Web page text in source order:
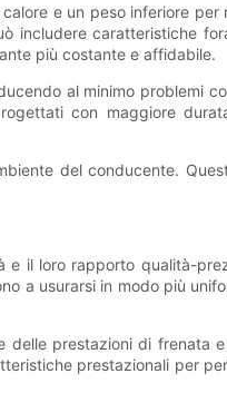
e un peso inferiore per
includere caratteristiche
più costante e affidabile.
al minimo problemi
con maggiore
del conducente.
il loro rapporto qualità-
a usurarsi in modo più
prestazioni di frenata
prestazionali per